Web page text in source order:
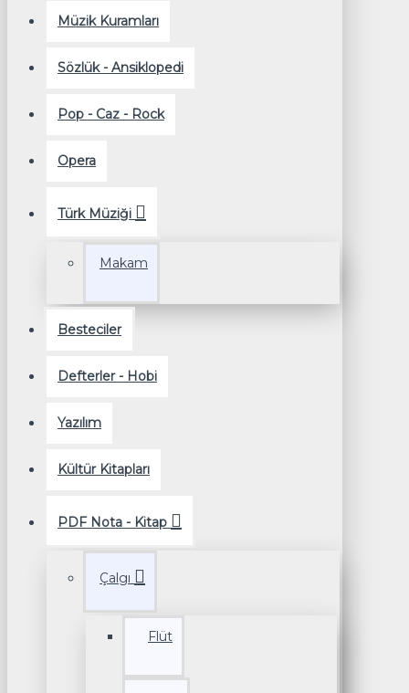
Müzik Kuramları
Sözlük - Ansiklopedi
Pop - Caz - Rock
Opera
Türk Müziği
Makam
Besteciler
Defterler - Hobi
Yazılım
Kültür Kitapları
PDF Nota - Kitap
Çalgı
Flüt